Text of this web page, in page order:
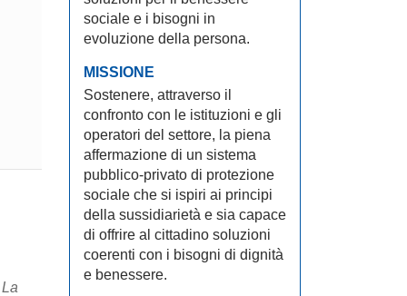
sociale e i bisogni in
evoluzione della persona.
MISSIONE
Sostenere, attraverso il
confronto con le istituzioni e gli
operatori del settore, la piena
affermazione di un sistema
pubblico-privato di protezione
sociale che si ispiri ai principi
della sussidiarietà e sia capace
di offrire al cittadino soluzioni
coerenti con i bisogni di dignità
e benessere.